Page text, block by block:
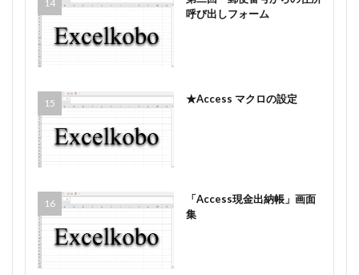
呼び出しフォーム
★Access マクロの設定
「Access現金出納帳」画面
集